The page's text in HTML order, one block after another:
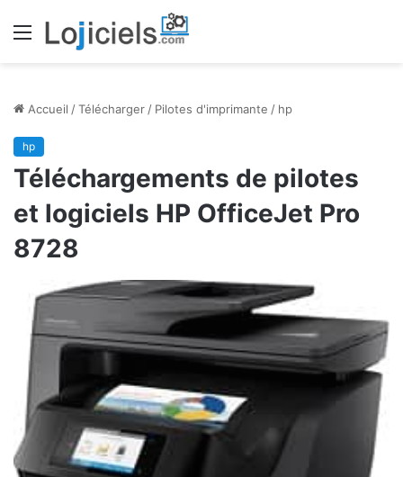
Menu
Accueil /Télécharger / Pilotes d'imprimante / hp
hp
Téléchargements de pilotes
et logiciels HP OfficeJet Pro
8728